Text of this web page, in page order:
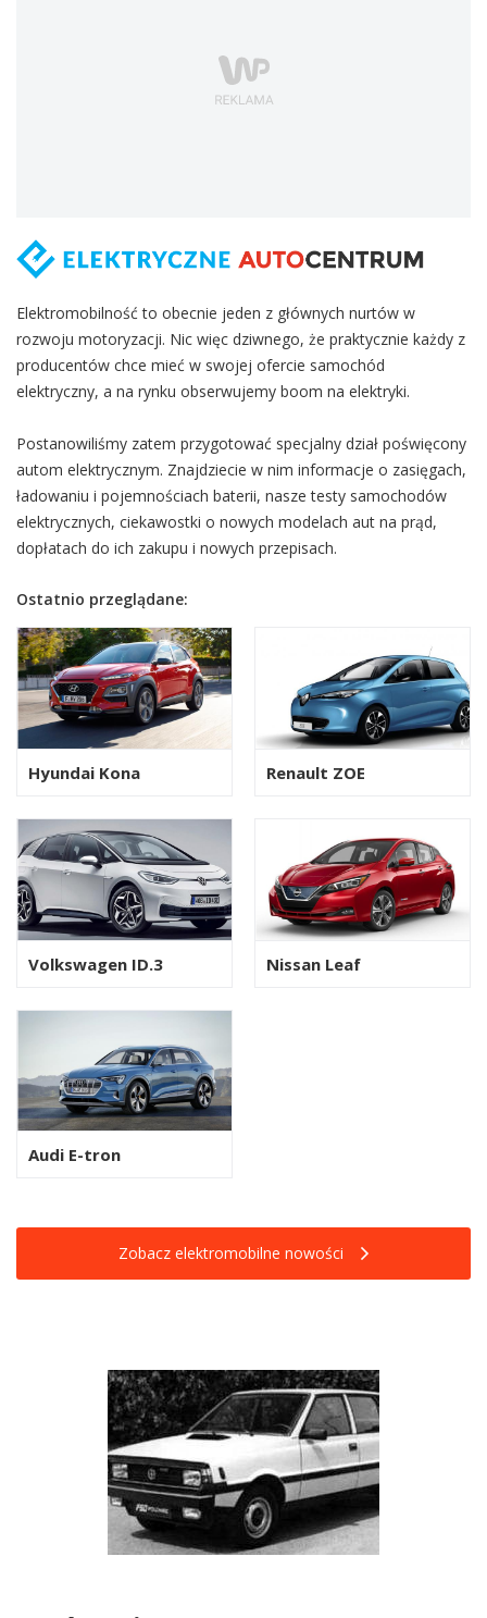
Elektromobilność to obecnie jeden z głównych nurtów w
rozwoju motoryzacji. Nic więc dziwnego, że praktycznie każdy z
producentów chce mieć w swojej ofercie samochód
elektryczny, a na rynku obserwujemy boom na elektryki.
Postanowiliśmy zatem przygotować specjalny dział poświęcony
autom elektrycznym. Znajdziecie w nim informacje o zasięgach,
ładowaniu i pojemnościach baterii, nasze testy samochodów
elektrycznych, ciekawostki o nowych modelach aut na prąd,
dopłatach do ich zakupu i nowych przepisach.
Ostatnio przeglądane:
Hyundai Kona Renault ZOE
Volkswagen ID.3 Nissan Leaf
Audi E-tron
Zobacz elektromobilne nowości